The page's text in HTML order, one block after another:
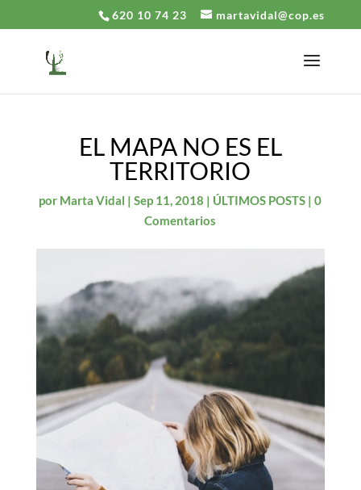
620 10 74 23 martavidal@cop.es
EL MAPA NO ES EL
TERRITORIO
por Marta Vidal |Sep 11, 2018 | ÚLTIMOS POSTS |0
Comentarios